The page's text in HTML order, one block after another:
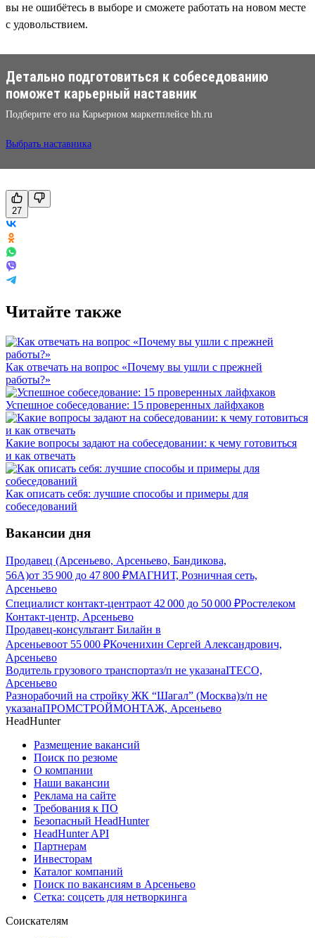
вы не ошибётесь в выборе и сможете работать на новом месте
с удовольствием.
Детально подготовиться к собеседованию
поможет карьерный наставник
Подберите его на Карьерном маркетплейсе hh.ru
Выбрать наставника
27
Читайте также
Как отвечать на вопрос «Почему вы ушли с прежней
работы?»
Успешное собеседование: 15 проверенных лайфхаков
Какие вопросы задают на собеседовании: к чему готовиться
и как отвечать
Как описать себя: лучшие способы и примеры для
собеседований
Вакансии дня
Продавец (Арсеньево, Арсеньево, Бандикова,
56А)от 35 900 до 47 800 ₽МАГНИТ, Розничная сеть,
Арсеньево
Специалист контакт-центраот 42 000 до 50 000 ₽Ростелеком
Контакт-центр, Арсеньево
Продавец-консультант Билайн в
Арсеньевоот 55 000 ₽Коченихин Сергей Александрович,
Арсеньево
Водитель грузового транспортаз/п не указанаITECO,
Арсеньево
Разнорабочий на стройку ЖК “Шагал” (Москва)з/п не
указанаПРОМСТРОЙМОНТАЖ, Арсеньево
HeadHunter
Размещение вакансий
Поиск по резюме
О компании
Наши вакансии
Реклама на сайте
Требования к ПО
Безопасный HeadHunter
HeadHunter API
Партнерам
Инвесторам
Каталог компаний
Поиск по вакансиям в Арсеньево
Сетка: соцсеть для нетворкинга
Соискателям